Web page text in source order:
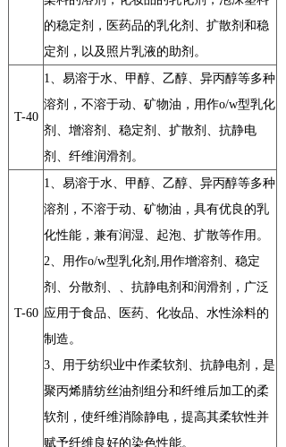
的稳定剂，医药品的乳化剂、扩散剂和稳
定剂，以及照片乳液的助剂。
T-40
1、易溶于水、甲醇、乙醇、异丙醇等多种
溶剂，不溶于动、矿物油，用作o/w型乳化
剂、增溶剂、稳定剂、扩散剂、抗静电
剂、纤维润滑剂。
T-60
1、易溶于水、甲醇、乙醇、异丙醇等多种
溶剂，不溶于动、矿物油，具有优良的乳
化性能，兼有润湿、起泡、扩散等作用。
2、用作o/w型乳化剂,用作增溶剂、稳定
剂、分散剂、 、抗静电剂和润滑剂，广泛
应用于食品、医药、化妆品、水性涂料的
制造。
3、用于纺织业中作柔软剂、抗静电剂，是
聚丙烯腈纺丝油剂组分和纤维后加工的柔
软剂，使纤维消除静电，提高其柔软性并
赋予纤维良好的染色性能。